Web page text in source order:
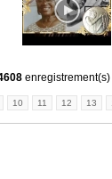
enregistrement(s)
10 11 12 13